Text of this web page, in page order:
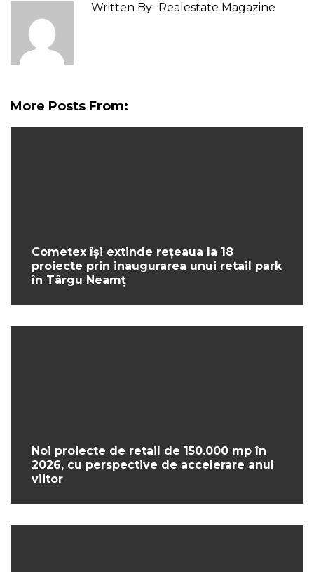
Written By Realestate Magazine
More Posts From:
Cometex își extinde rețeaua la 18
proiecte prin inaugurarea unui retail park
în Târgu Neamț
Noi proiecte de retail de 150.000 mp în
2026, cu perspective de accelerare anul
viitor